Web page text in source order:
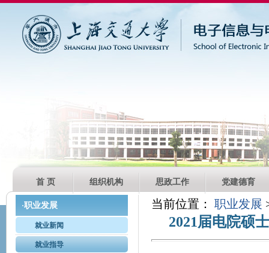
首 页 组织机构 思政工作 党建德育
·职业发展
就业新闻
就业指导
当前位置：职业发展
2021届电院硕